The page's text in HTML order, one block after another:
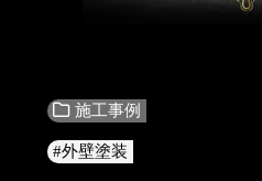
施工事例
#外壁塗装